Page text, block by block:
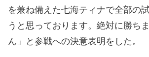
を兼ね備えた七海ティナで全部の
うと思っております。絶対に勝ち
ん」と参戦への決意表明をした。